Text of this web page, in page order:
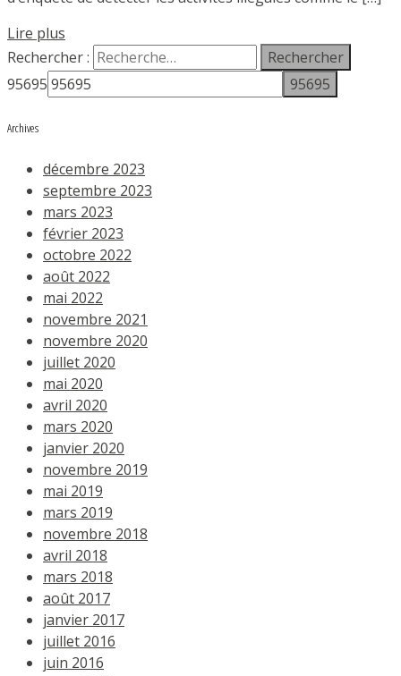
Lire plus
Rechercher :
95695
Archives
décembre 2023
septembre 2023
mars 2023
février 2023
octobre 2022
août 2022
mai 2022
novembre 2021
novembre 2020
juillet 2020
mai 2020
avril 2020
mars 2020
janvier 2020
novembre 2019
mai 2019
mars 2019
novembre 2018
avril 2018
mars 2018
août 2017
janvier 2017
juillet 2016
juin 2016